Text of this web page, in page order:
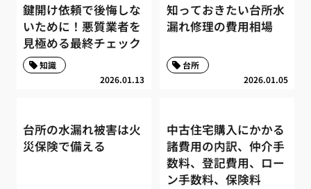
鍵開け依頼で後悔しな
いために！悪質業者を
見極める最終チェック
2026.01.13
知識
知っておきたい台所水
漏れ修理の費用相場
2026.01.05
台所
台所の水漏れ被害は火
災保険で備える
中古住宅購入にかかる
諸費用の内訳、仲介手
数料、登記費用、ロー
ン手数料、保険料